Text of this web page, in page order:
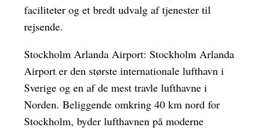
faciliteter og et bredt udvalg af tjenester til
rejsende.
Stockholm Arlanda Airport: Stockholm Arlanda
Airport er den største internationale lufthavn i
Sverige og en af de mest travle lufthavne i
Norden. Beliggende omkring 40 km nord for
Stockholm, byder lufthavnen på moderne